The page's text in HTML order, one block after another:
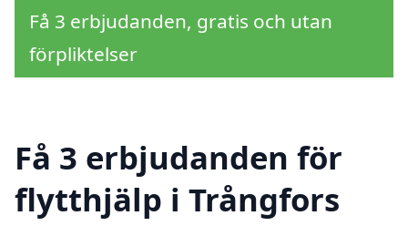
Få 3 erbjudanden, gratis och utan
förpliktelser
Få 3 erbjudanden för
flytthjälp i Trångfors